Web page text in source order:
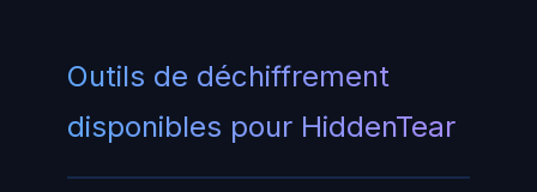
Outils de déchiffrement
disponibles pour HiddenTear